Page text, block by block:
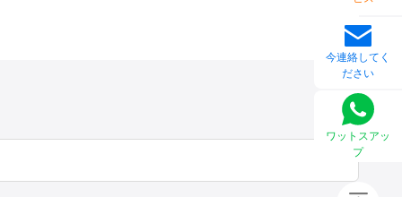
今連絡してく
ださい
ワットスアッ
プ